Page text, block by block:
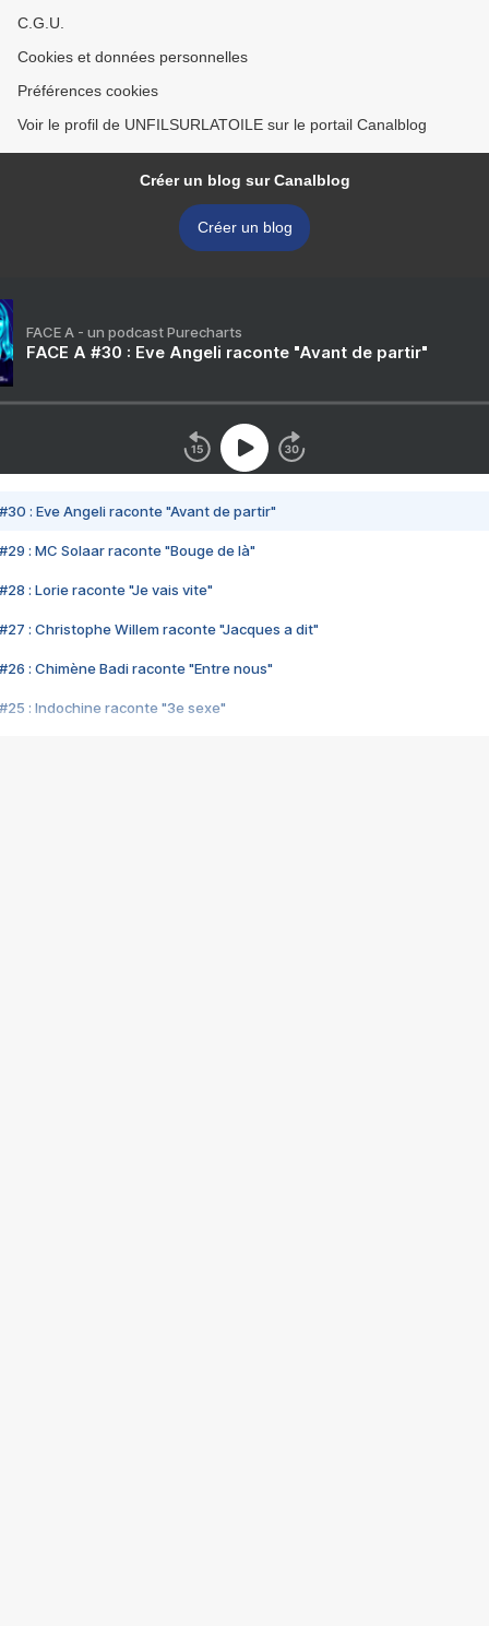
C.G.U.
Cookies et données personnelles
Préférences cookies
Voir le profil de UNFILSURLATOILE sur le portail Canalblog
Créer un blog sur Canalblog
Créer un blog
FACE A - un podcast Purecharts
FACE A #30 : Eve Angeli raconte "Avant de partir"
#30 : Eve Angeli raconte "Avant de partir"
#29 : MC Solaar raconte "Bouge de là"
#28 : Lorie raconte "Je vais vite"
#27 : Christophe Willem raconte "Jacques a dit"
#26 : Chimène Badi raconte "Entre nous"
#25 : Indochine raconte "3e sexe"